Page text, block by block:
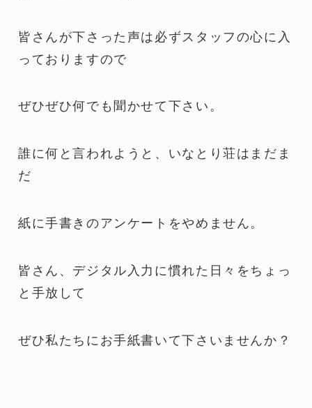
皆さんが下さった声は必ずスタッフの心に入
っておりますので
ぜひぜひ何でも聞かせて下さい。
誰に何と言われようと、いなとり荘はまだま
だ
紙に手書きのアンケートをやめません。
皆さん、デジタル入力に慣れた日々をちょっ
と手放して
ぜひ私たちにお手紙書いて下さいませんか？